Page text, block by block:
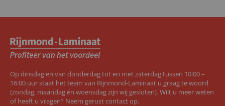
Op dinsdag en van donderdag tot en met zaterdag tussen 10:00 –
16:00 uur staat het team van Rijnmond-Laminaat u graag te woord
(zondag, maandag én woensdag zijn wij gesloten). Wilt u meer weten
of heeft u vragen? Neem gerust contact op.